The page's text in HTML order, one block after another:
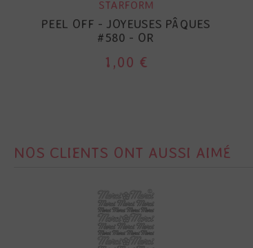
STARFORM
PEEL OFF - JOYEUSES PÂQUES
#580 - OR
1,00 €
NOS CLIENTS ONT AUSSI AIMÉ